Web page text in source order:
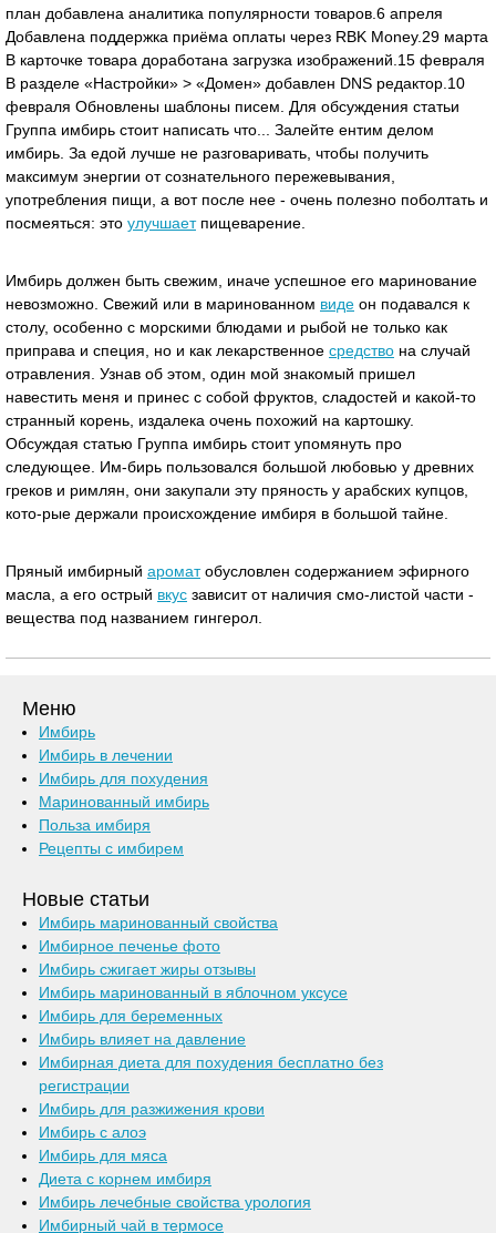
план добавлена аналитика популярности товаров.6 апреля
Добавлена поддержка приёма оплаты через RBK Money.29 марта
В карточке товара доработана загрузка изображений.15 февраля
В разделе «Настройки» > «Домен» добавлен DNS редактор.10
февраля Обновлены шаблоны писем. Для обсуждения статьи
Группа имбирь стоит написать что... Залейте ентим делом
имбирь. За едой лучше не разговаривать, чтобы получить
максимум энергии от сознательного пережевывания,
употребления пищи, а вот после нее - очень полезно поболтать и
посмеяться: это улучшаетпищеварение.
Имбирь должен быть свежим, иначе успешное его маринование
невозможно. Свежий или в маринованном виде он подавался к
столу, особенно с морскими блюдами и рыбой не только как
приправа и специя, но и как лекарственное средство на случай
отравления. Узнав об этом, один мой знакомый пришел
навестить меня и принес с собой фруктов, сладостей и какой-то
странный корень, издалека очень похожий на картошку.
Обсуждая статью Группа имбирь стоит упомянуть про
следующее. Им-бирь пользовался большой любовью у древних
греков и римлян, они закупали эту пряность у арабских купцов,
кото-рые держали происхождение имбиря в большой тайне.
Пряный имбирный ароматобусловлен содержанием эфирного
масла, а его острый вкус зависит от наличия смо-листой части -
вещества под названием гингерол.
Меню
Имбирь
Имбирь в лечении
Имбирь для похудения
Маринованный имбирь
Польза имбиря
Рецепты с имбирем
Новые статьи
Имбирь маринованный свойства
Имбирное печенье фото
Имбирь сжигает жиры отзывы
Имбирь маринованный в яблочном уксусе
Имбирь для беременных
Имбирь влияет на давление
Имбирная диета для похудения бесплатно без
регистрации
Имбирь для разжижения крови
Имбирь с алоэ
Имбирь для мяса
Диета с корнем имбиря
Имбирь лечебные свойства урология
Имбирный чай в термосе